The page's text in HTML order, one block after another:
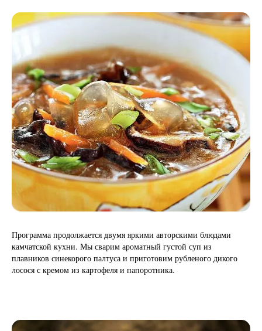
Программа продолжается двумя яркими авторскими блюдами
камчатской кухни. Мы сварим ароматный густой суп из
плавников синекорого палтуса и приготовим рубленого дикого
лосося с кремом из картофеля и папоротника.